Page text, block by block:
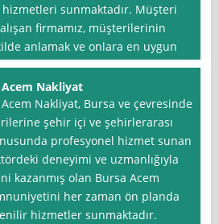
hizmetleri sunmaktadır. Müşteri
firmamız, müşterilerinin
anlamak ve onlara en uygun
Acem Nakliyat
Nakliyat, Bursa ve çevresinde
şehir içi ve şehirlerarası
profesyonel hizmet sunan
deneyimi ve uzmanlığıyla
kazanmış olan Bursa Acem
her zaman ön planda
hizmetler sunmaktadır.